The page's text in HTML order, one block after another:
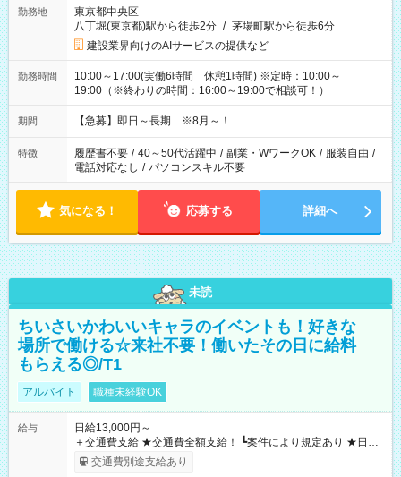
勤務地
東京都中央区
八丁堀(東京都)駅から徒歩2分 / 茅場町駅から徒歩6分
建設業界向けのAIサービスの提供など
勤務時間
10:00～17:00(実働6時間 休憩1時間) ※定時：10:00～
19:00（※終わりの時間：16:00～19:00で相談可！）
期間 【急募】即日～長期 ※8月～！
特徴 履歴書不要 / 40～50代活躍中 / 副業・WワークOK / 服装自由 /
電話対応なし / パソコンスキル不要
気になる！ 応募する 詳細へ
未読
ちいさいかわいいキャラのイベントも！好きな
場所で働ける☆来社不要！働いたその日に給料
もらえる◎/T1
アルバイト 職種未経験OK
給与
日給13,000円～
＋交通費支給 ★交通費全額支給！ ┗案件により規定あり ★日払
いOK！（規定あり） ┗働いたその日に現金GET♪ お仕事後はコ
ンビニATMから 日払い分を引き落とせます！ 【試用期間】試
交通費別途支給あり